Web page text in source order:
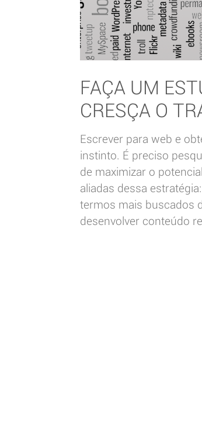
FAÇA UM
CRESÇA O
Escrever para web e
instinto. É preciso
de maximizar o
aliadas dessa
termos mais buscados
desenvolver conteúdo